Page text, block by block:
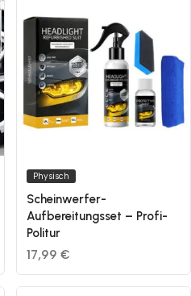
Physisch
Scheinwerfer-
Aufbereitungsset – Profi-
Politur
17,99 €